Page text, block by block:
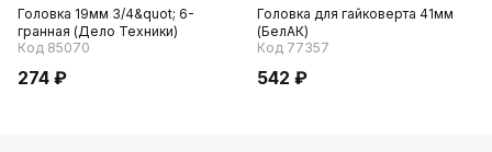
Головка 19мм 3/4&quot; 6-
гранная (Дело Техники)
Код 85070
274 ₽
Головка для гайковерта 41мм
(БелАК)
Код 77357
542 ₽